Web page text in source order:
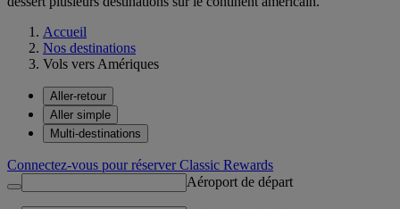
Accueil
Nos destinations
Vols vers Amériques
Aller-retour
Aller simple
Multi-destinations
Connectez-vous pour réserver Classic Rewards
Aéroport de départ